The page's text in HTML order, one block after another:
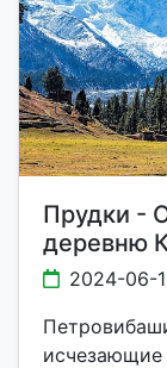
Прудки -
деревню
2024-06-
исчезающие